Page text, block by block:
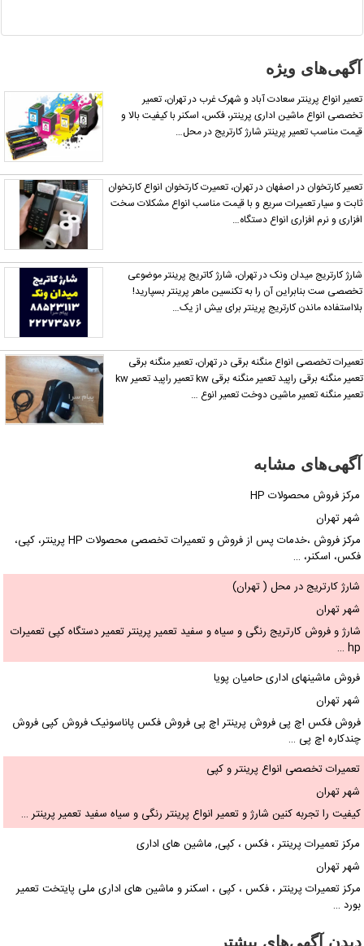
گزارش
دهید.
آگهی‌های ویژه
تعمیر انواع پرینتر سعادت آباد و شهرک غرب در تهران، تعمیر
تخصصی انواع ماشین اداری پرینتر، فکس، اسکنر با کیفیت بالا و
قیمت مناسب تعمیر پرینتر شارژ کارتریج در محل…
تعمیر کارتخوان در اصفهان در تهران، تعمیرت کارتخوان انواع کارتخوان
ثابت و سیار تعمیرات سریع و با قیمت مناسب انواع مشکلات سخت
افزاری و نرم افزاری انواع دستگاه…
شارژ کارتریج میدان ونک در تهران، شارژ کاتریج پرینتر موضوعی
تخصصی ست بنابراین آن را به تکنسین ماهر پرینتر بسپارید!
بلااستفاده ماندن کارتریج پرینتر برای بیش از یک…
تخصصی انواع منگنه برقی در تهران، تعمیر منگنه برقی
تعمیر منگنه برقی راپید تعمیر منگنه برقی kw تعمیر راپید تعمیر kw
منگنه تعمیر ماشین دوخت تعمیر انوع …
آگهی‌های مشابه
مرکز فروش محصولات HP
شهر تهران
مرکز فروش ،خدمات پس از فروش و تعمیرات تخصصی محصولات HP پرینتر، کپی،
فکس، اسکنر، …
شارژ کارتریج در محل ( تهران)
شهر تهران
شارژ و فروش کارتریج رنگی و سیاه و سفید تعمیر پرینتر تعمیر دستگاه کپی تعمیرات
hp …
فروش ماشینهای اداری حامیان پویا
شهر تهران
فروش فکس اچ پی فروش پرینتر اچ پی فروش فکس پاناسونیک فروش کپی فروش
چندکاره اچ پی …
تعمیرات تخصصی انواع پرینتر و کپی
شهر تهران
کیفیت را تجربه کنین شارژ و تعمیر انواع پرینتر رنگی و سیاه سفید تعمیر پرینتر …
مرکز تعمیرات پرینتر ، فکس ، کپی, ماشین های اداری
شهر تهران
مرکز تعمیرات پرینتر ، فکس ، کپی ، اسکنر و ماشین های اداری ملی پایتخت تعمیر
بورد …
دیدن آگهی‌های بیشتر